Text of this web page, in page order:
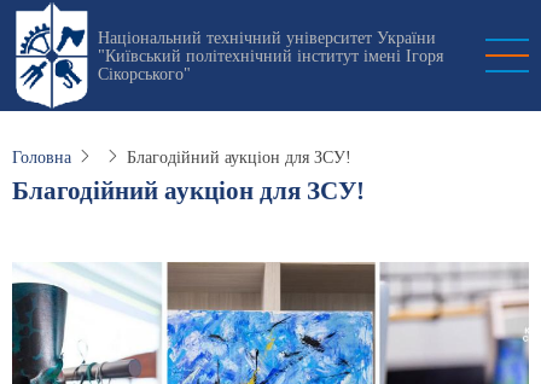
Перейти
основного
вмісту
Національний технічний університет України
"Київський політехнічний інститут імені Ігоря
Сікорського"
Головна Благодійний аукціон для ЗСУ!
Благодійний аукціон для ЗСУ!